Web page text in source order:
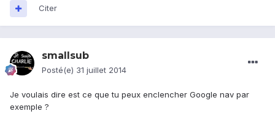
Citer
smallsub
Posté(e) 31 juillet 2014
Je voulais dire est ce que tu peux enclencher Google nav par
exemple ?